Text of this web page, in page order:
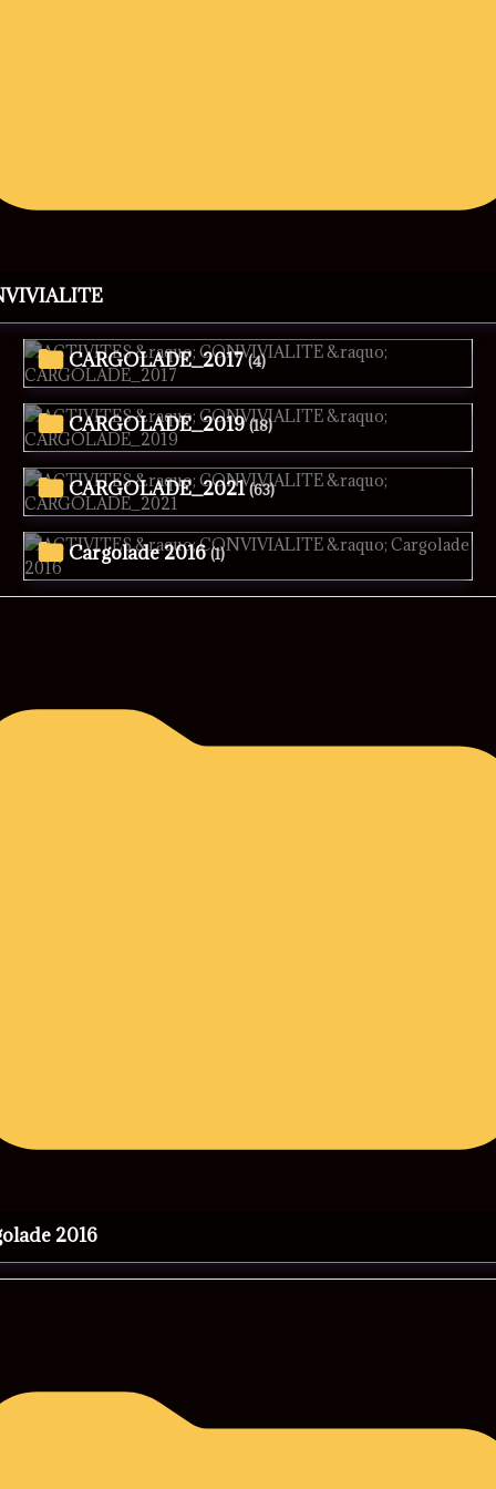
CARGOLADE_2017 (4)
CARGOLADE_2019 (18)
CARGOLADE_2021 (63)
Cargolade 2016 (1)
2016